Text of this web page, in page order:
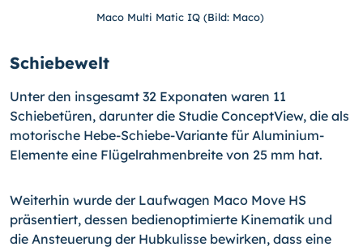
Maco Multi Matic IQ (Bild: Maco)
Schiebewelt
Unter den insgesamt 32 Exponaten waren 11
Schiebetüren, darunter die Studie ConceptView, die als
motorische Hebe-Schiebe-Variante für Aluminium-
Elemente eine Flügelrahmenbreite von 25 mm hat.
Weiterhin wurde der Laufwagen Maco Move HS
präsentiert, dessen bedienoptimierte Kinematik und
die Ansteuerung der Hubkulisse bewirken, dass eine